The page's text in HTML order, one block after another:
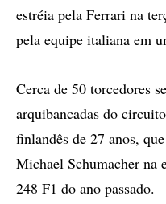
estréia pela Ferrari na
pela equipe italiana em
Cerca de 50 torcedores
arquibancadas do
finlandês de 27 anos,
Michael Schumacher na
248 F1 do ano passado.